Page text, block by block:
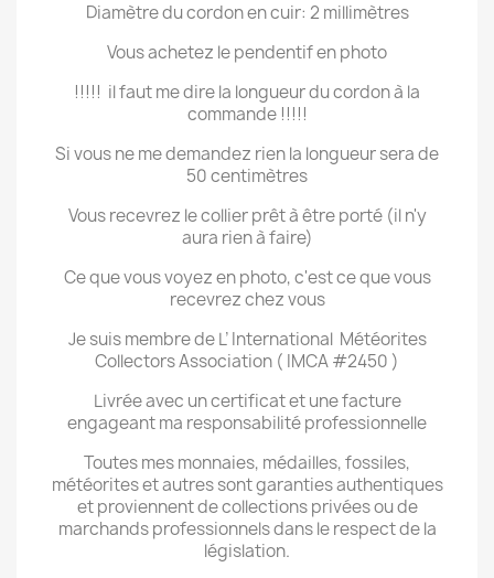
Diamètre du cordon en cuir: 2 millimètres
Vous achetez le pendentif en photo
!!!!! il faut me dire la longueur du cordon à la
commande !!!!!
Si vous ne me demandez rien la longueur sera de
50 centimètres
Vous recevrez le collier prêt à être porté (il n'y
aura rien à faire)
Ce que vous voyez en photo, c'est ce que vous
recevrez chez vous
Je suis membre de L’ International Météorites
Collectors Association ( IMCA #2450 )
Livrée avec un certificat et une facture
engageant ma responsabilité professionnelle
Toutes mes monnaies, médailles, fossiles,
météorites et autres sont garanties authentiques
et proviennent de collections privées ou de
marchands professionnels dans le respect de la
législation.